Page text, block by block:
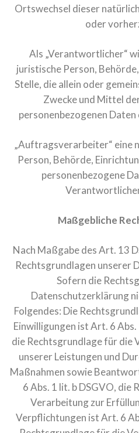
Ortswechsel dieser
oder
Als „Verantwortlicher“
juristische Person,
Stelle, die allein oder
Zwecke und Mittel
personenbezogenen
„Auftragsverarbeiter“ eine
Person, Behörde,
personenbezogene
Maßgebliche
Nach Maßgabe des Art. 13
Rechtsgrundlagen unserer
Sofern die
Datenschutzerklärung
Folgendes: Die
Einwilligungen ist Art. 6
die Rechtsgrundlage für die
unserer Leistungen und
Maßnahmen sowie
6 Abs. 1 lit. b DSGVO, die
Verarbeitung zur
Verpflichtungen ist Art. 6